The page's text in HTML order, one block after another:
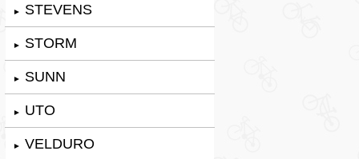
► STEVENS
► STORM
► SUNN
► UTO
► VELDURO